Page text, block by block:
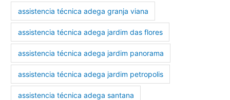
assistencia técnica adega granja viana
assistencia técnica adega jardim das flores
assistencia técnica adega jardim panorama
assistencia técnica adega jardim petropolis
assistencia técnica adega santana